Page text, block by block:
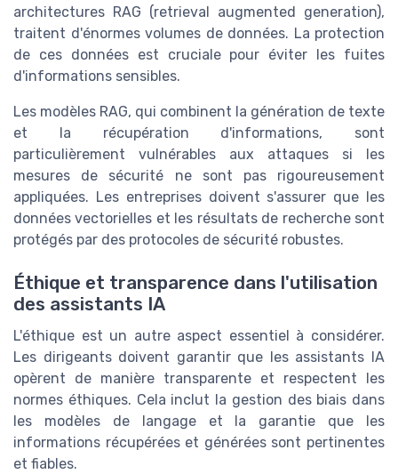
architectures RAG (retrieval augmented generation),
traitent d'énormes volumes de données. La protection
de ces données est cruciale pour éviter les fuites
d'informations sensibles.
Les modèles RAG, qui combinent la génération de texte
et la récupération d'informations, sont
particulièrement vulnérables aux attaques si les
mesures de sécurité ne sont pas rigoureusement
appliquées. Les entreprises doivent s'assurer que les
données vectorielles et les résultats de recherche sont
protégés par des protocoles de sécurité robustes.
Éthique et transparence dans l'utilisation
des assistants IA
L'éthique est un autre aspect essentiel à considérer.
Les dirigeants doivent garantir que les assistants IA
opèrent de manière transparente et respectent les
normes éthiques. Cela inclut la gestion des biais dans
les modèles de langage et la garantie que les
informations récupérées et générées sont pertinentes
et fiables.